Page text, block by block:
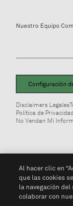
Nuestro Equipo
Configuración
Disclaimers Legales
Política de Privacidad
No Vendan Mi
Al hacer clic en
que las cookies
la navegación
colaborar con